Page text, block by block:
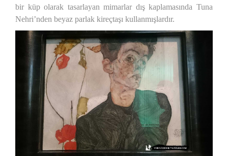
bir küp olarak tasarlayan mimarlar dış kaplamasında Tuna
Nehri’nden beyaz parlak kireçtaşı kullanmışlardır.